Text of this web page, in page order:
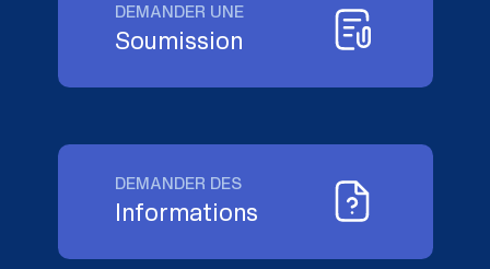
DEMANDER UNE
Soumission
DEMANDER DES
Informations